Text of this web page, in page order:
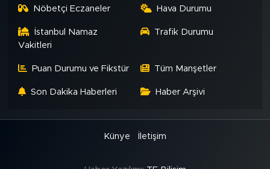
Nöbetçi Eczaneler Hava Durumu
İstanbul Namaz
Vakitleri
Trafik Durumu
Puan Durumu ve Fikstür Tüm Manşetler
Son Dakika Haberleri Haber Arşivi
Künye İletişim